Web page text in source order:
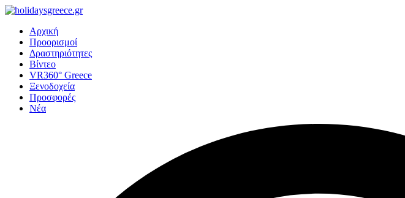
Αρχική
Προορισμοί
Δραστηριότητες
Βίντεο
VR360° Greece
Ξενοδοχεία
Προσφορές
Νέα